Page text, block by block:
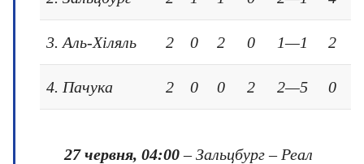
3. Аль-Хіляль 2 0 2 0 1—1 2
4. Пачука 2 0 0 2 2—5 0
27 червня, 04:00– Зальцбург – Реал